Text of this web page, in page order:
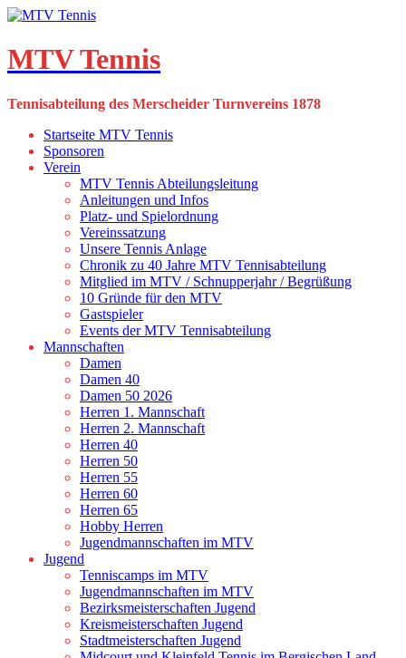
Skip
content
MTV Tennis
Tennisabteilung des Merscheider Turnvereins 1878
Startseite MTV Tennis
Sponsoren
Verein
MTV Tennis Abteilungsleitung
Anleitungen und Infos
Platz- und Spielordnung
Vereinssatzung
Unsere Tennis Anlage
Chronik zu 40 Jahre MTV Tennisabteilung
Mitglied im MTV / Schnupperjahr / Begrüßung
10 Gründe für den MTV
Gastspieler
Events der MTV Tennisabteilung
Mannschaften
Damen
Damen 40
Damen 50 2026
Herren 1. Mannschaft
Herren 2. Mannschaft
Herren 40
Herren 50
Herren 55
Herren 60
Herren 65
Hobby Herren
Jugendmannschaften im MTV
Jugend
Tenniscamps im MTV
Jugendmannschaften im MTV
Bezirksmeisterschaften Jugend
Kreismeisterschaften Jugend
Stadtmeisterschaften Jugend